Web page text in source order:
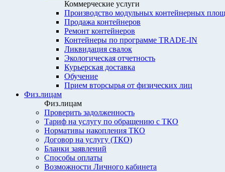
Коммерческие услуги
Производство модульных контейнерных
Продажа контейнеров
Ремонт контейнеров
Контейнеры по программе TRADE-IN
Ликвидация свалок
Экологическая отчетность
Курьерская доставка
Обучение
Прием вторсырья от физических лиц
Физ.лицам
Физ.лицам
Проверить задолженность
Тариф на услугу по обращению с ТКО
Нормативы накопления ТКО
Договор на услугу (ТКО)
Бланки заявлений
Способы оплаты
Возможности Личного кабинета